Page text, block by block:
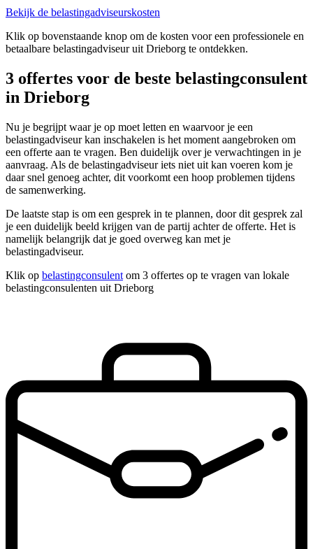
Bekijk de belastingadviseurskosten
Klik op bovenstaande knop om de kosten voor een professionele en
betaalbare belastingadviseur uit Drieborg te ontdekken.
3 offertes voor de beste belastingconsulent
in Drieborg
Nu je begrijpt waar je op moet letten en waarvoor je een
belastingadviseur kan inschakelen is het moment aangebroken om
een offerte aan te vragen. Ben duidelijk over je verwachtingen in je
aanvraag. Als de belastingadviseur iets niet uit kan voeren kom je
daar snel genoeg achter, dit voorkomt een hoop problemen tijdens
de samenwerking.
De laatste stap is om een gesprek in te plannen, door dit gesprek zal
je een duidelijk beeld krijgen van de partij achter de offerte. Het is
namelijk belangrijk dat je goed overweg kan met je
belastingadviseur.
Klik op belastingconsulent om 3 offertes op te vragen van lokale
belastingconsulenten uit Drieborg